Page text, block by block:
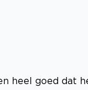
heel goed dat